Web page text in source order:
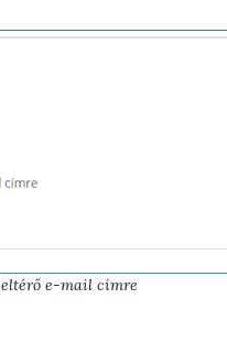
e-mail címre